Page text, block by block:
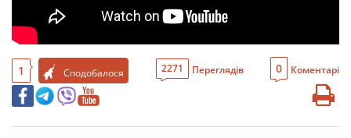
1 Сподобалося 2271 Переглядів 0 Коментарі